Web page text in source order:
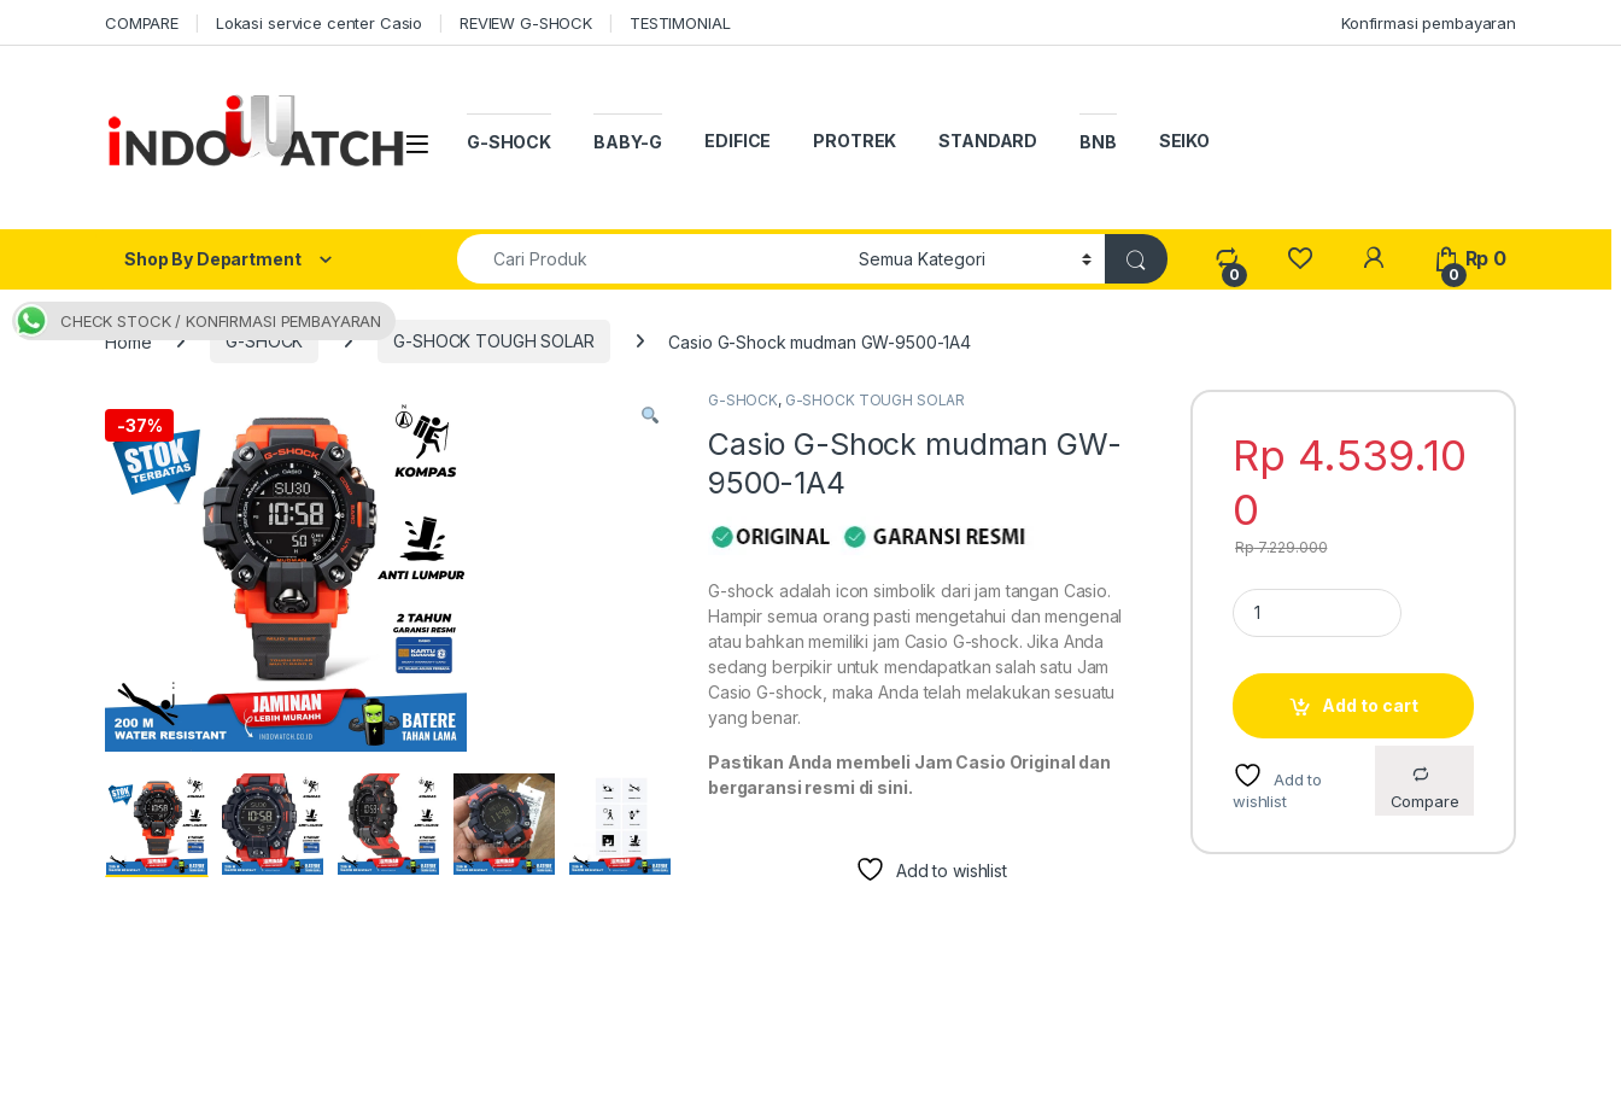
COMPARE Lokasi service center Casio REVIEW G-SHOCK TESTIMONIAL Konfirmasi pembayaran
Open G-SHOCK BABY-G EDIFICE PROTREK STANDARD BNB SEIKO
Shop By Department
Search for:
0
My Account
0
Rp 0
Home G-SHOCK G-SHOCK TOUGH SOLAR Casio G-Shock mudman GW-9500-1A4
-37%
G-SHOCK, G-SHOCK TOUGH SOLAR
Casio G-Shock mudman GW-
9500-1A4
G-shock adalah icon simbolik dari jam tangan Casio.
Hampir semua orang pasti mengetahui dan mengenal
atau bahkan memiliki jam Casio G-shock. Jika Anda
sedang berpikir untuk mendapatkan salah satu Jam
Casio G-shock, maka Anda telah melakukan sesuatu
yang benar.
Pastikan Anda membeli Jam Casio Original dan
bergaransi resmi di sini.
Add to wishlist
Rp 4.539.10
0
Rp7.229.000
Casio G-Shock mudman GW-9500-1A4 quantity
Add to cart
Add to
wishlist
Compare
CHECK STOCK / KONFIRMASI PEMBAYARAN